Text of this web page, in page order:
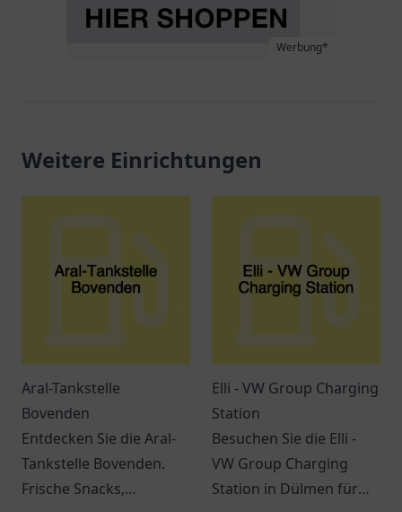
Werbung*
Weitere Einrichtungen
Aral-Tankstelle
Bovenden
Entdecken Sie die Aral-
Tankstelle Bovenden.
Frische Snacks,
Elli - VW Group Charging
Station
Besuchen Sie die Elli -
VW Group Charging
Station in Dülmen für